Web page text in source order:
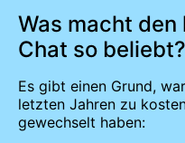
Was macht
Chat so beliebt?
Es gibt einen Grund,
letzten Jahren zu
gewechselt haben: